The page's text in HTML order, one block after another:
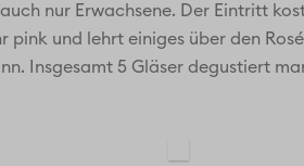
nur Erwachsene. Der Eintritt
pink und lehrt einiges über den
Insgesamt 5 Gläser degustiert